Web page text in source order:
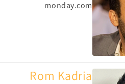
monday.com
Rom Kadria